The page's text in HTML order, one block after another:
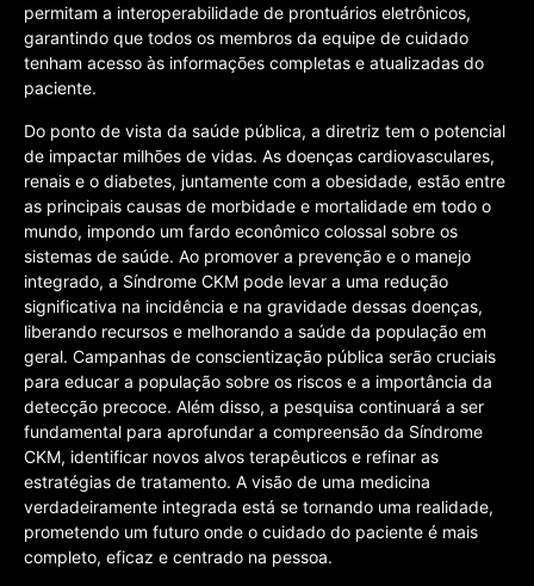
permitam a interoperabilidade de prontuários eletrônicos,
garantindo que todos os membros da equipe de cuidado
tenham acesso às informações completas e atualizadas do
paciente.
Do ponto de vista da saúde pública, a diretriz tem o potencial
de impactar milhões de vidas. As doenças cardiovasculares,
renais e o diabetes, juntamente com a obesidade, estão entre
as principais causas de morbidade e mortalidade em todo o
mundo, impondo um fardo econômico colossal sobre os
sistemas de saúde. Ao promover a prevenção e o manejo
integrado, a Síndrome CKM pode levar a uma redução
significativa na incidência e na gravidade dessas doenças,
liberando recursos e melhorando a saúde da população em
geral. Campanhas de conscientização pública serão cruciais
para educar a população sobre os riscos e a importância da
detecção precoce. Além disso, a pesquisa continuará a ser
fundamental para aprofundar a compreensão da Síndrome
CKM, identificar novos alvos terapêuticos e refinar as
estratégias de tratamento. A visão de uma medicina
verdadeiramente integrada está se tornando uma realidade,
prometendo um futuro onde o cuidado do paciente é mais
completo, eficaz e centrado na pessoa.